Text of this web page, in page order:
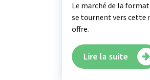
Le marché de la
se tournent vers cette
offre.
Lire la suite